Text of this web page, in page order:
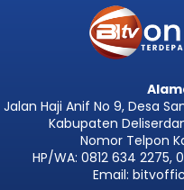
Jalan Haji Anif No 9, Desa
Kabupaten
Nomor Telpon
HP/WA: 0812 634 2275,
Email: